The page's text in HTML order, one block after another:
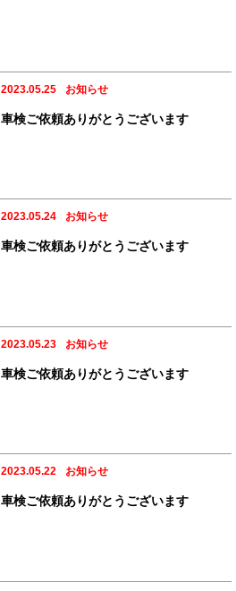
2023.05.25 お知らせ
車検ご依頼ありがとうございます
2023.05.24 お知らせ
車検ご依頼ありがとうございます
2023.05.23 お知らせ
車検ご依頼ありがとうございます
2023.05.22 お知らせ
車検ご依頼ありがとうございます